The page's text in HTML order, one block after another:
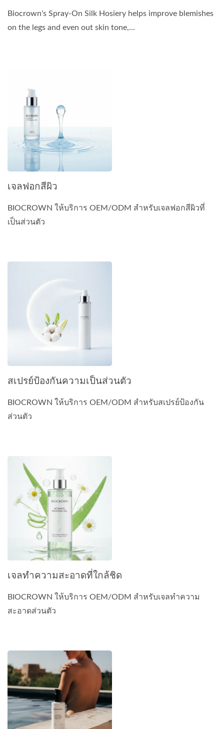
Biocrown's Spray-On Silk Hosiery helps improve blemishes
on the legs and even out skin tone,...
เจลฟอกสีผิว
BIOCROWN ให้บริการ OEM/ODM สำหรับเจลฟอกสีผิวที่
เป็นส่วนตัว
สเปรย์ป้องกันความเป็นส่วนตัว
BIOCROWN ให้บริการ OEM/ODM สำหรับสเปรย์ป้องกัน
ส่วนตัว
เจลทำความสะอาดที่ใกล้ชิด
BIOCROWN ให้บริการ OEM/ODM สำหรับเจลทำความ
สะอาดส่วนตัว